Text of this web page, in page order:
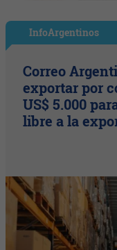
InfoArgentinos
Correo
exportar por
US$ 5.000
libre a la